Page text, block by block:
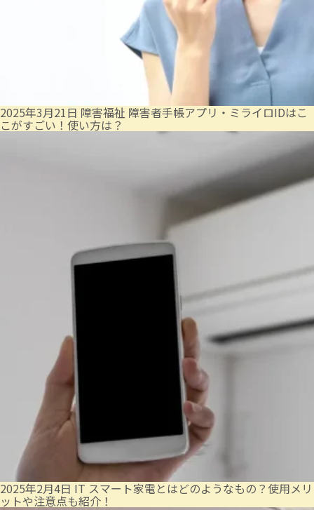
2025年3月21日 障害福祉 障害者手帳アプリ・ミライロIDはこ
こがすごい！使い方は？
2025年2月4日 IT スマート家電とはどのようなもの？使用メリ
ットや注意点も紹介！